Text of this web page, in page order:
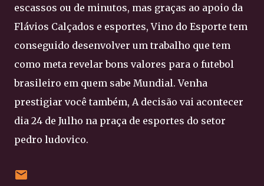
escassos ou de minutos, mas graças ao apoio da
Flávios Calçados e esportes, Vino do Esporte tem
conseguido desenvolver um trabalho que tem
como meta revelar bons valores para o futebol
brasileiro em quem sabe Mundial. Venha
prestigiar você também, A decisão vai acontecer
dia 24 de Julho na praça de esportes do setor
pedro ludovico.